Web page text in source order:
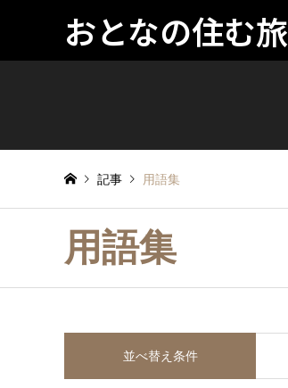
おとなの住む旅
記事 用語集
用語集
並べ替え条件